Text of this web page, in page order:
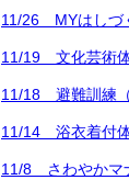
11/26 MYはしづ
11/19 文化芸術体
11/18 避難訓練（
11/14 浴衣着付体
11/8 さわやかマ